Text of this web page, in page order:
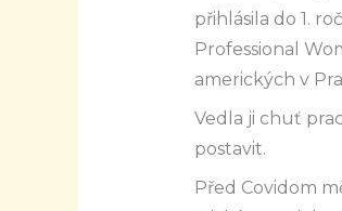
přihlásila do 1.
Professional
amerických v
Vedla ji chuť
postavit.
Před Covidom